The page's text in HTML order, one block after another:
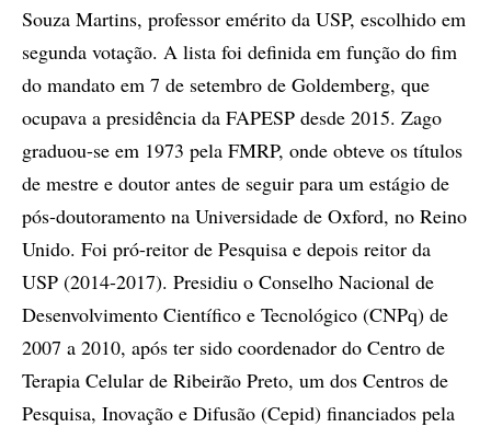
Souza Martins, professor emérito da USP, escolhido em
segunda votação. A lista foi definida em função do fim
do mandato em 7 de setembro de Goldemberg, que
ocupava a presidência da FAPESP desde 2015. Zago
graduou-se em 1973 pela FMRP, onde obteve os títulos
de mestre e doutor antes de seguir para um estágio de
pós-doutoramento na Universidade de Oxford, no Reino
Unido. Foi pró-reitor de Pesquisa e depois reitor da
USP (2014-2017). Presidiu o Conselho Nacional de
Desenvolvimento Científico e Tecnológico (CNPq) de
2007 a 2010, após ter sido coordenador do Centro de
Terapia Celular de Ribeirão Preto, um dos Centros de
Pesquisa, Inovação e Difusão (Cepid) financiados pela